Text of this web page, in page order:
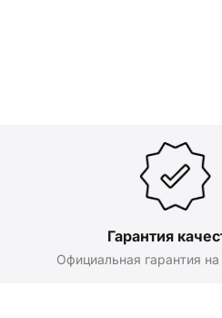
Гарантия
Официальная гарантия